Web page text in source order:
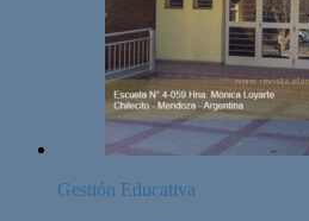
Gestión Educativa